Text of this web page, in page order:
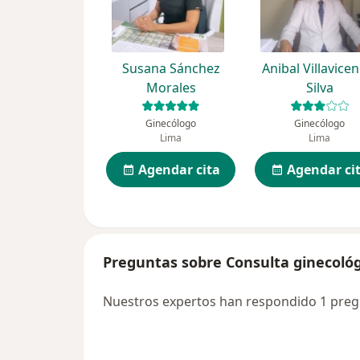
Susana Sánchez
Morales
Ginecólogo
Lima
Agendar cita
Anibal
Silva
Ginecólogo
Lima
Agendar
Preguntas sobre Consulta
Nuestros expertos han respondido 1